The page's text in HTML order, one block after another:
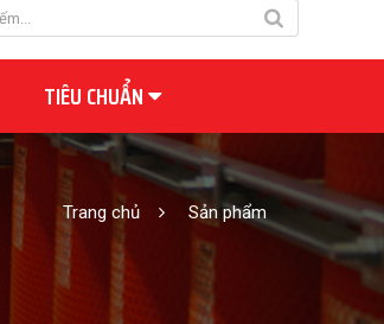
TIÊU CHUẨN
Trang chủ Sản phẩm